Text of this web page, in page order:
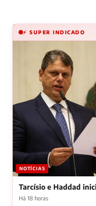
⚡ SUPER INDICADO
NOTÍCIAS
Tarcísio e Haddad
Há 18 horas